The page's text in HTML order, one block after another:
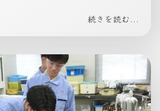
続きを読む...